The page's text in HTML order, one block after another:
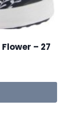
– 27